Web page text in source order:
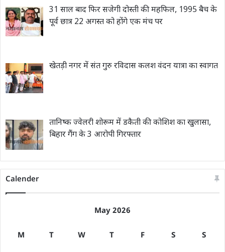
31 साल बाद फिर सजेगी दोस्ती की महफिल, 1995 बैच के
पूर्व छात्र 22 अगस्त को होंगे एक मंच पर
खेतड़ी नगर में संत गुरु रविदास कलश वंदन यात्रा का स्वागत
तानिष्क ज्वेलरी शोरूम में डकैती की कोशिश का खुलासा,
बिहार गैंग के 3 आरोपी गिरफ्तार
Calender
May 2026
M T W T F S S